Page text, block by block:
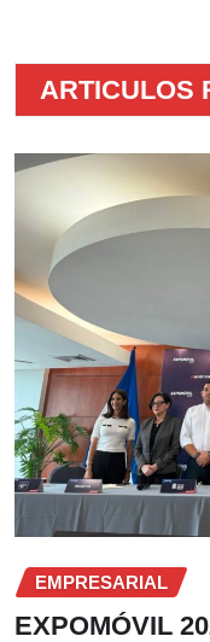
ARTICULOS
EMPRESARIAL
EXPOMÓVIL